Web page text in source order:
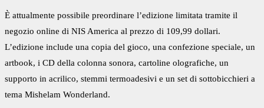
È attualmente possibile preordinare l’edizione limitata tramite il
negozio online di NIS America al prezzo di 109,99 dollari.
L’edizione include una copia del gioco, una confezione speciale, un
artbook, i CD della colonna sonora, cartoline olografiche, un
supporto in acrilico, stemmi termoadesivi e un set di sottobicchieri a
tema Mishelam Wonderland.